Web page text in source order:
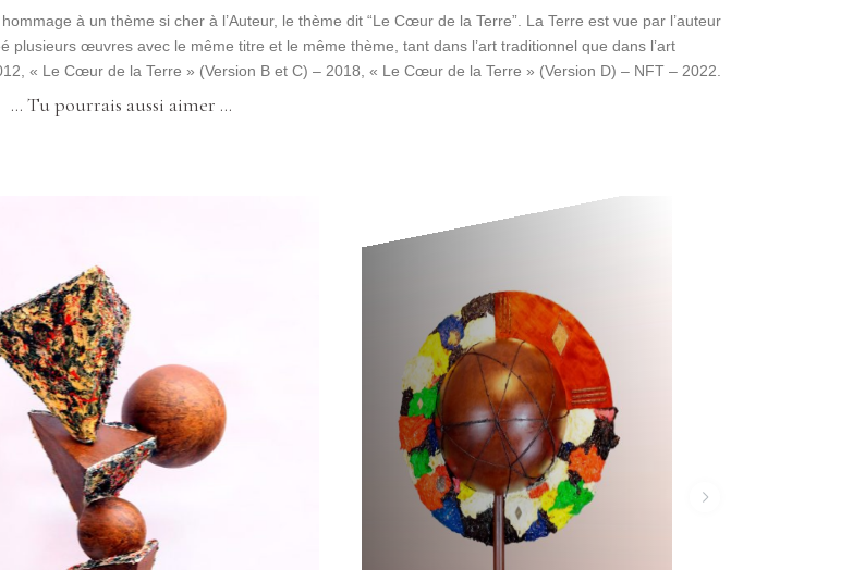
à un thème si cher à l’Auteur, le thème dit “Le Cœur de la Terre”. La Terre est vue par l’auteur
plusieurs œuvres avec le même titre et le même thème, tant dans l’art traditionnel que dans l’art
« Le Cœur de la Terre » (Version B et C) – 2018, « Le Cœur de la Terre » (Version D) – NFT – 2022.
… Tu pourrais aussi aimer …